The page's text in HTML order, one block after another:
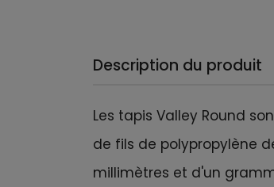
Description du produit
Les tapis Valley Round
de fils de polypropylène
millimètres et d'un